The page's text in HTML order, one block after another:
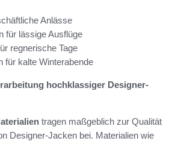
Anlässe
für lässige Ausflüge
regnerische Tage
für kalte Winterabende
hochklassiger Designer-
tragen maßgeblich zur Qualität
Designer-Jacken bei. Materialien wie